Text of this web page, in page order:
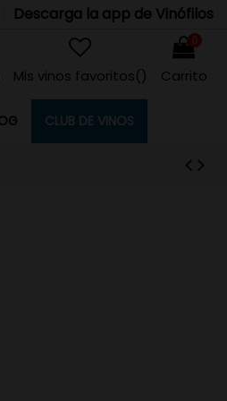
Descarga la app de Vinófilos
Mis vinos favoritos() Carrito
CLUB DE VINOS